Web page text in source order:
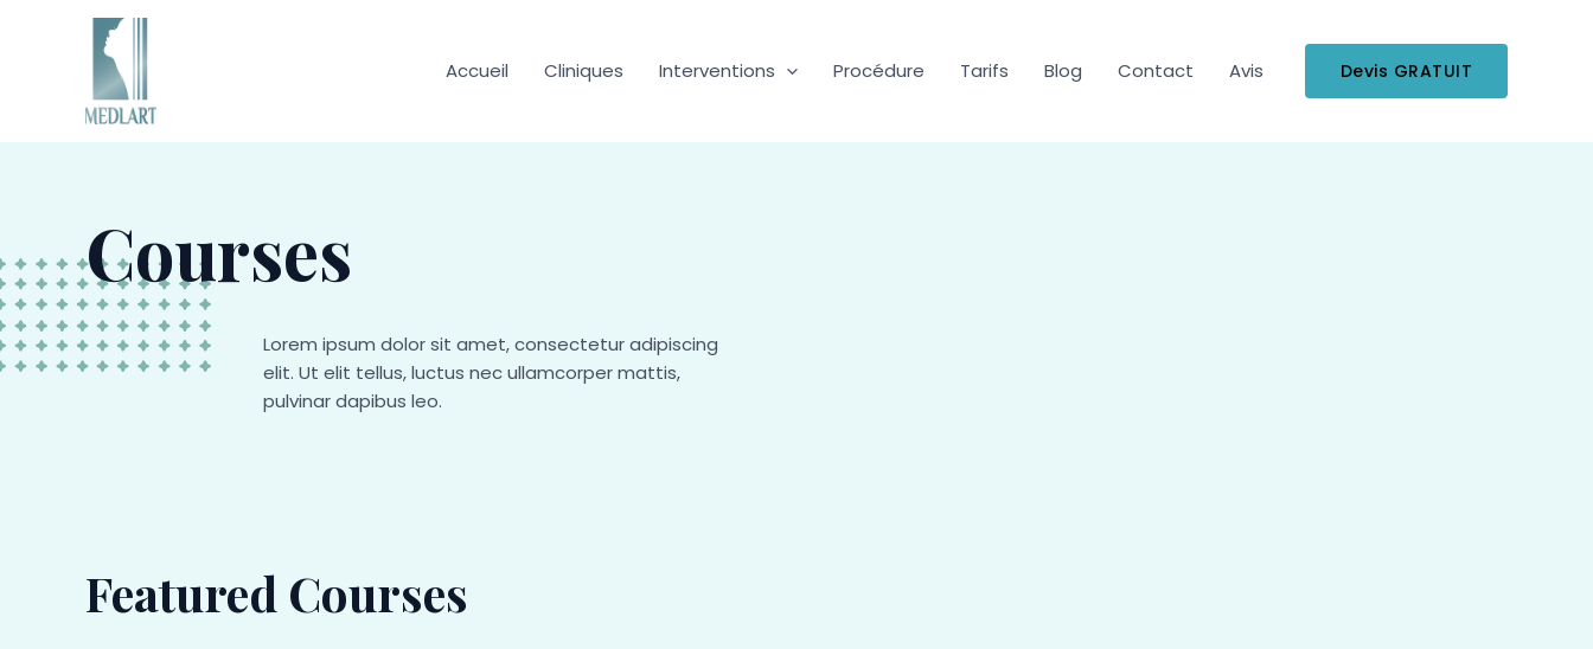
Accueil Cliniques Interventions Procédure Tarifs Blog Contact Avis Devis GRATUIT
Courses
Lorem ipsum dolor sit amet, consectetur adipiscing
elit. Ut elit tellus, luctus nec ullamcorper mattis,
pulvinar dapibus leo.
Featured Courses